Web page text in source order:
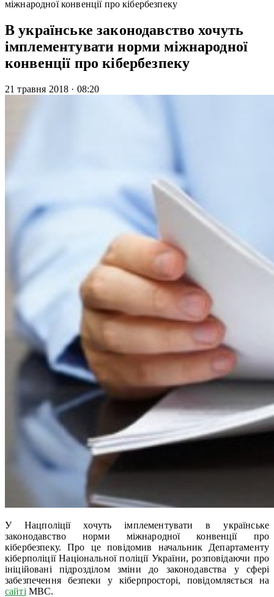
міжнародної конвенції про кібербезпеку
В українське законодавство хочуть
імплементувати норми міжнародної
конвенції про кібербезпеку
21 травня 2018 · 08:20
У Нацполіції хочуть імплементувати в українське
законодавство норми міжнародної конвенції про
кібербезпеку. Про це повідомив начальник Департаменту
кіберполіції Національної поліції України, розповідаючи про
ініційовані підрозділом зміни до законодавства у сфері
забезпечення безпеки у кіберпросторі, повідомляється на
сайті МВС.